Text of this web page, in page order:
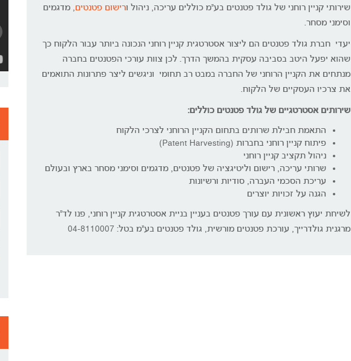
שירותי קניין רוחני של גולד פטנטים בע"מ כוללים עריכה, ניהול ורישום פטנטים, מדגמים
וסימני מסחר.
יעדי חברת גולד פטנטים הם ליצור אסטרטגית קניין רוחני הנכונה ביותר עבור הלקוח כך
שהוא יפעל היטב בסביבה עסקית בהמשך הדרך. לכן צוות עורכי הפטנטים בחברה
מנתחים את הקניין הרוחני של החברה במבט רב תחומי וניגשים ליצר פתרונות התואמים
את צרכיו העסקיים של הלקוח.
שירותים אסטרטגיים של גולד פטנטים כוללים:
התאמת חבילת שרותים בתחום הקניין הרוחני לצרכי הלקוח
פיתוח קניין רוחני בחברות (Patent Harvesting)
ניהול תקציב קניין רוחני
שרותי עריכה, רישום וליטיגציה של פטנטים, מדגמים וסימני מסחר בארץ ובעולם
עריכת הסכמי העברה, סודיות ורשיונות
הגנה על זכויות יוצרים
לשיחת יעוץ ראשונית עם עורך פטנטים בעניין בניית אסטרטגית קניין רוחני, פנו לד"ר
מרגנית גולדרייך, עורכת פטנטים מורשית, גולד פטנטים בע"מ בטל: 04-8110007